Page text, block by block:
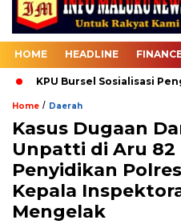
HOME HEADLINE
KPU Bursel Sosialisasi
Home / Daerah
Kasus Dugaan
Unpatti di Aru 82
Penyidikan
Kepala
Mengelak